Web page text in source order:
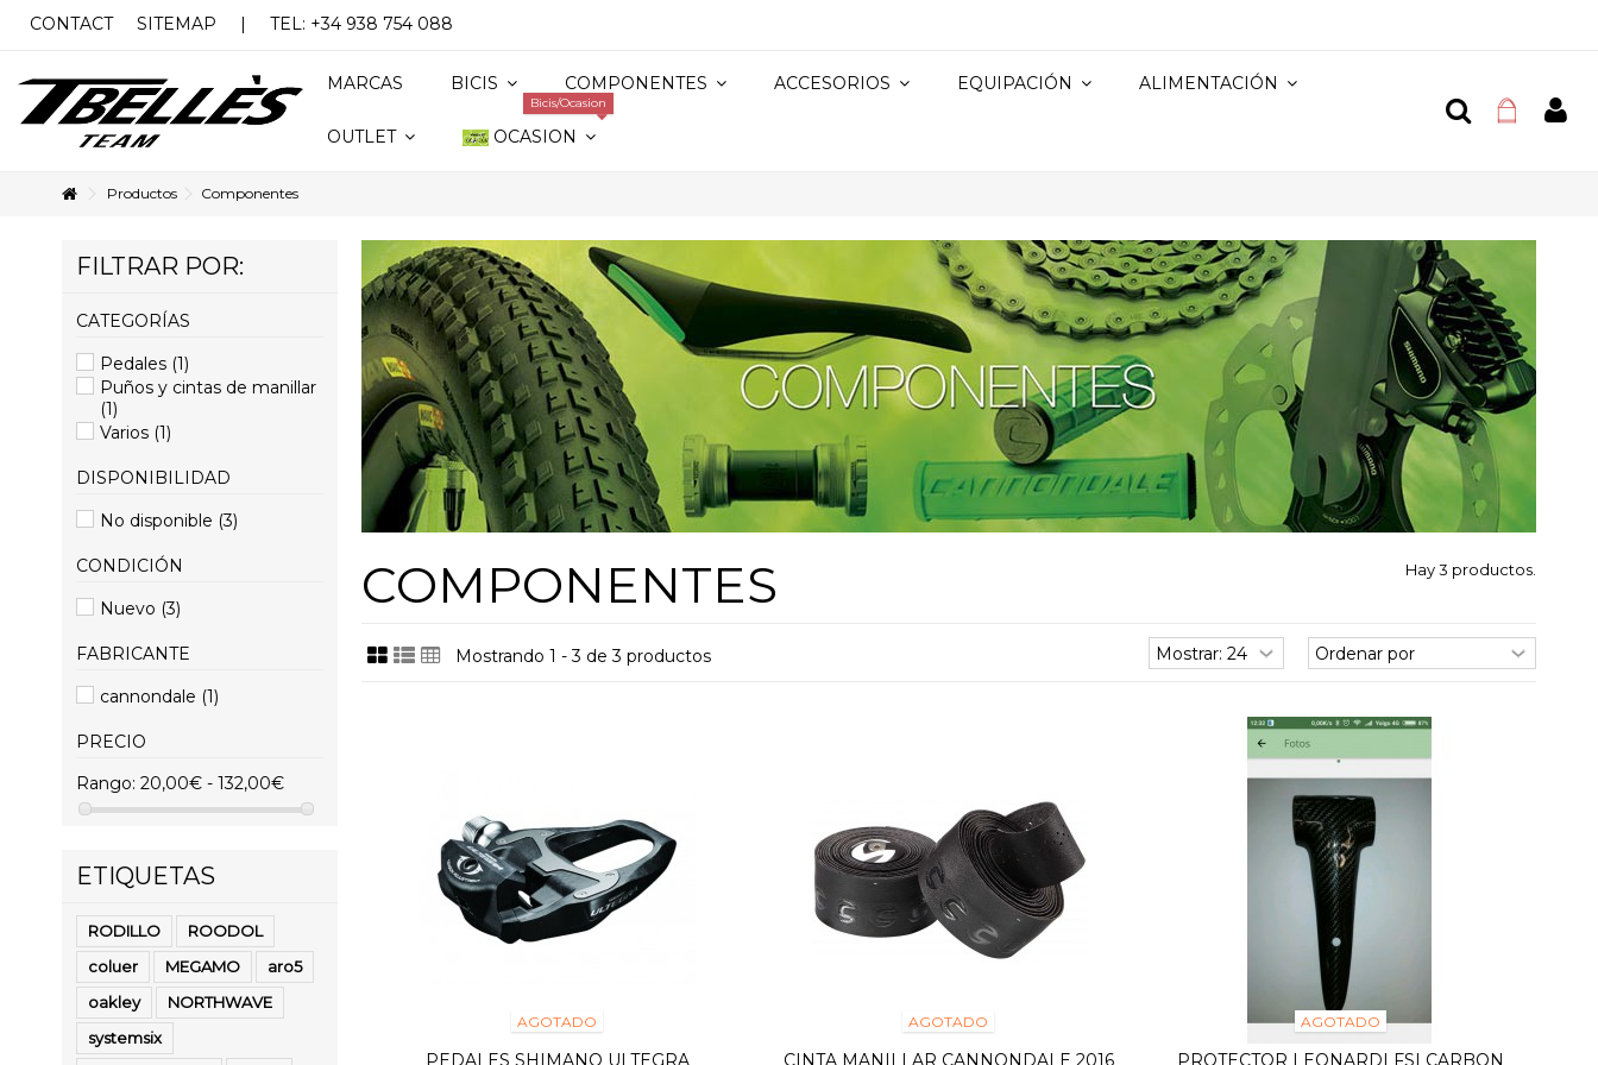
CONTACT SITEMAP | TEL: +34 938 754 088
MARCAS BICIS COMPONENTES ACCESORIOS EQUIPACIÓN ALIMENTACIÓN
OUTLET OCASION
Bicis/Ocasion
Productos Componentes
COMPONENTES Hay 3 productos.
Mostrando 1 - 3 de 3 productos
AGOTADO
PEDALES SHIMANO ULTEGRA
AGOTADO
CINTA MANILLAR CANNONDALE 2016
AGOTADO
PROTECTOR LEONARDI FSI CARBON
FILTRAR POR:
CATEGORÍAS
Pedales (1)
Puños y cintas de manillar
(1)
Varios (1)
DISPONIBILIDAD
No disponible (3)
CONDICIÓN
Nuevo (3)
FABRICANTE
cannondale (1)
PRECIO
Rango: 20,00€ - 132,00€
ETIQUETAS
RODILLO
ROODOL
coluer
MEGAMO
aro5
oakley
NORTHWAVE
systemsix